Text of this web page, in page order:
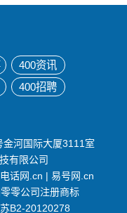
400资讯
400招聘
金河国际大厦3111室
有限公司
话网.cn | 易号网.cn
零公司注册商标
苏B2-20120278